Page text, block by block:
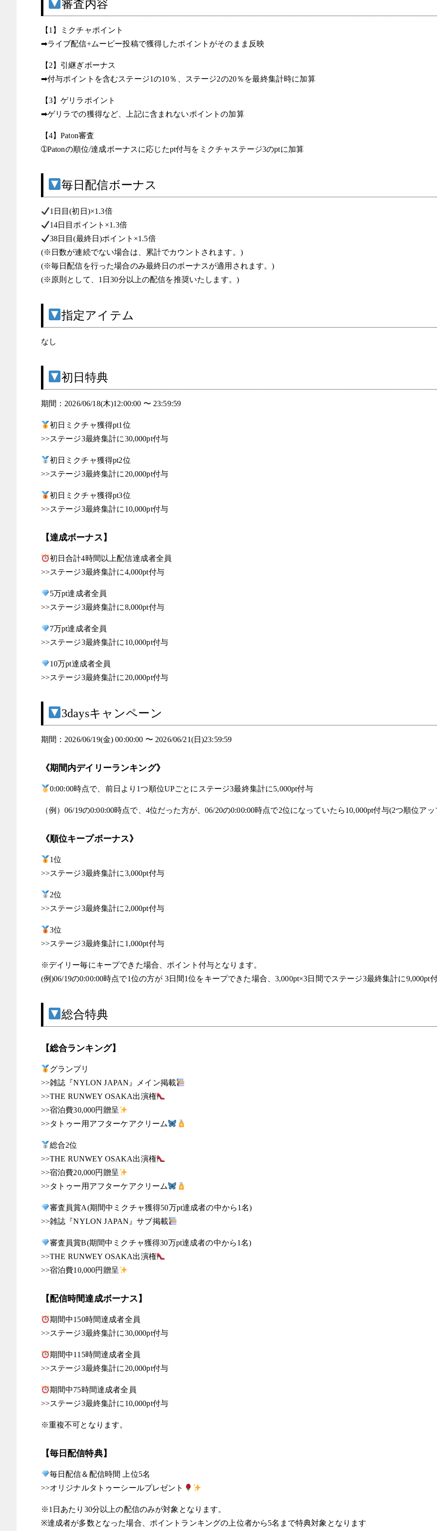
審査内容
【1】ミクチャポイント
➡ライブ配信+ムービー投稿で獲得したポイントがそのまま反映
【2】引継ぎボーナス
➡︎付与ポイントを含むステージ1の10％、ステージ2の20％を最終集計時に加算
【3】ゲリラポイント
➡︎ゲリラでの獲得など、上記に含まれないポイントの加算
【4】Paton審査
➀Patonの順位/達成ボーナスに応じたpt付与をミクチャステージ3のptに加算
毎日配信ボーナス
1日目(初日)×1.3倍
14日目ポイント×1.3倍
38日目(最終日)ポイント×1.5倍
(※日数が連続でない場合は、累計でカウントされます。)
(※毎日配信を行った場合のみ最終日のボーナスが適用されます。)
(※原則として、1日30分以上の配信を推奨いたします。)
指定アイテム
なし
初日特典
期間：2026/06/18(木)12:00:00 〜 23:59:59
初日ミクチャ獲得pt1位
>>ステージ3最終集計に30,000pt付与
初日ミクチャ獲得pt2位
>>ステージ3最終集計に20,000pt付与
初日ミクチャ獲得pt3位
>>ステージ3最終集計に10,000pt付与
【達成ボーナス】
初日合計4時間以上配信達成者全員
>>ステージ3最終集計に4,000pt付与
5万pt達成者全員
>>ステージ3最終集計に8,000pt付与
7万pt達成者全員
>>ステージ3最終集計に10,000pt付与
10万pt達成者全員
>>ステージ3最終集計に20,000pt付与
3daysキャンペーン
期間：2026/06/19(金) 00:00:00 〜 2026/06/21(日)23:59:59
《期間内デイリーランキング》
0:00:00時点で、前日より1つ順位UPごとにステージ3最終集計に5,000pt付与
（例）06/19の0:00:00時点で、4位だった方が、06/20の0:00:00時点で2位になっていたら10,000pt付与(2つ順位アッ
《順位キープボーナス》
1位
>>ステージ3最終集計に3,000pt付与
2位
>>ステージ3最終集計に2,000pt付与
3位
>>ステージ3最終集計に1,000pt付与
※デイリー毎にキープできた場合、ポイント付与となります。
(例)06/19の0:00:00時点で1位の方が 3日間1位をキープできた場合、3,000pt×3日間でステージ3最終集計に9,000pt
総合特典
【総合ランキング】
グランプリ
>>雑誌『NYLON JAPAN』メイン掲載
>>THE RUNWEY OSAKA出演権
>>宿泊費30,000円贈呈
>>タトゥー用アフターケアクリーム
総合2位
>>THE RUNWEY OSAKA出演権
>>宿泊費20,000円贈呈
>>タトゥー用アフターケアクリーム
審査員賞A(期間中ミクチャ獲得50万pt達成者の中から1名)
>>雑誌『NYLON JAPAN』サブ掲載
審査員賞B(期間中ミクチャ獲得30万pt達成者の中から1名)
>>THE RUNWEY OSAKA出演権
>>宿泊費10,000円贈呈
【配信時間達成ボーナス】
期間中150時間達成者全員
>>ステージ3最終集計に30,000pt付与
期間中115時間達成者全員
>>ステージ3最終集計に20,000pt付与
期間中75時間達成者全員
>>ステージ3最終集計に10,000pt付与
※重複不可となります。
【毎日配信特典】
毎日配信＆配信時間 上位5名
>>オリジナルタトゥーシールプレゼント
※1日あたり30分以上の配信のみが対象となります。
※達成者が多数となった場合、ポイントランキングの上位者から5名まで特典対象となります